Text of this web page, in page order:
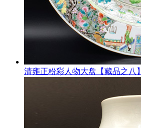
清雍正粉彩人物大盘【藏品之八】